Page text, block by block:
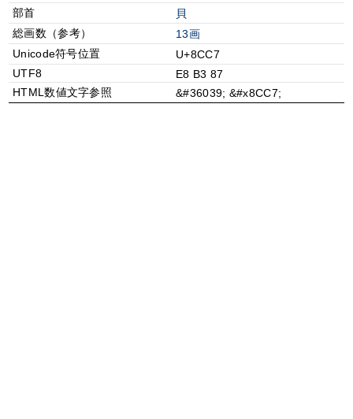
部首
⾙
総画数（参考）
13画
Unicode符号位置
U+8CC7
UTF8
E8 B3 87
HTML数値文字参照
&#36039; &#x8CC7;